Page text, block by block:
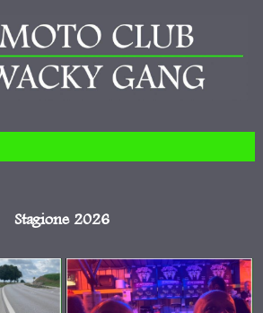
Salta al contenuto
Stagione 2026